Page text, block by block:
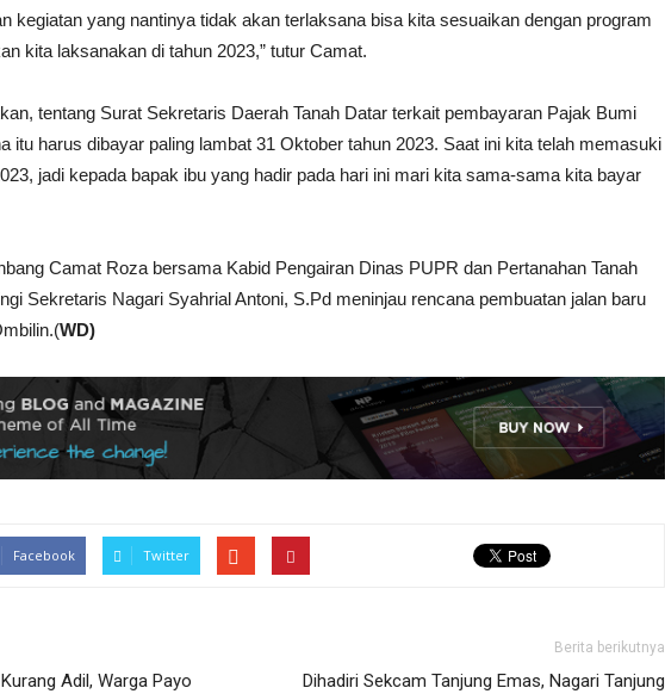
kegiatan yang nantinya tidak akan terlaksana bisa kita sesuaikan dengan program
kita laksanakan di tahun 2023,” tutur Camat.
tentang Surat Sekretaris Daerah Tanah Datar terkait pembayaran Pajak Bumi
itu harus dibayar paling lambat 31 Oktober tahun 2023. Saat ini kita telah memasuki
jadi kepada bapak ibu yang hadir pada hari ini mari kita sama-sama kita bayar
Camat Roza bersama Kabid Pengairan Dinas PUPR dan Pertanahan Tanah
Sekretaris Nagari Syahrial Antoni, S.Pd meninjau rencana pembuatan jalan baru
WD)
Facebook Twitter
Adil, Warga Payo
Berita berikutnya
Dihadiri Sekcam Tanjung Emas, Nagari Tanjung